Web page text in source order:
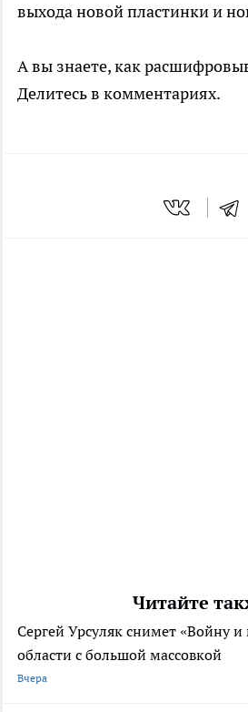
выхода новой пластинки и
А вы знаете, как
Делитесь в комментариях.
Читайте
Сергей Урсуляк снимет «Войну и
области с большой массовкой
Вчера